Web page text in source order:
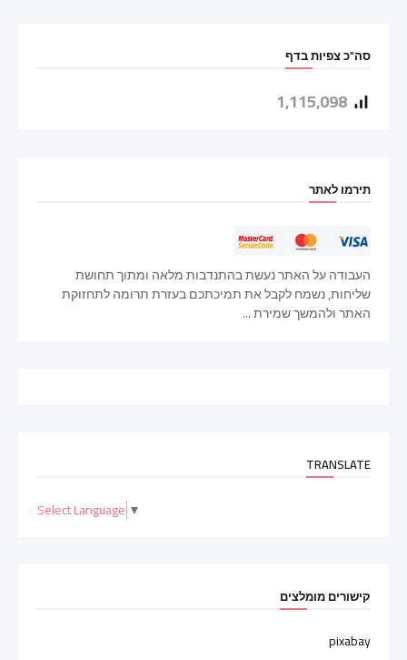
סה"כ צפיות בדף
1,115,098
תירמו לאתר
העבודה על האתר נעשת בהתנדבות מלאה ומתוך תחושת
שליחות, נשמח לקבל את תמיכתכם בעזרת תרומה לתחזוקת
האתר ולהמשך שמירת ...
TRANSLATE
Select Language ▼
קישורים מומלצים
pixabay